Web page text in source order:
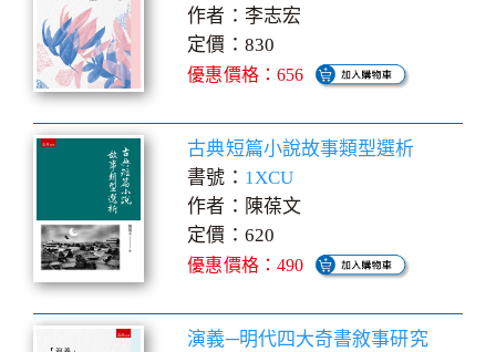
作者：李志宏
定價：830
優惠價格：656
古典短篇小說故事類型選析
書號： 1XCU
作者：陳葆文
定價：620
優惠價格：490
演義─明代四大奇書敘事研究